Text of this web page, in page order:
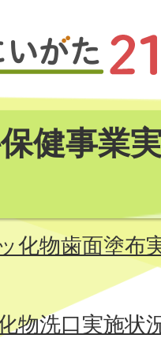
健事業
化物歯面塗布
物洗口実施状